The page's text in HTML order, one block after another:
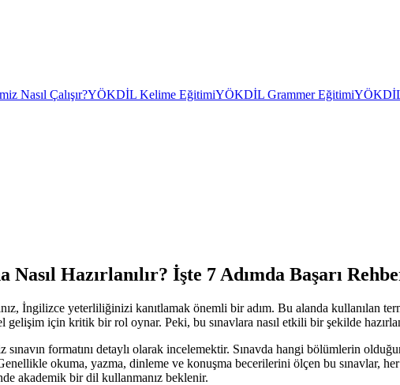
Nasıl Çalışır?YÖKDİL Kelime EğitimiYÖKDİL Grammer EğitimiYÖKDİL
Hazırlanılır? İşte 7 Adımda Başarı
İngilizce yeterliliğinizi kanıtlamak önemli bir adım. Bu alanda kullanılan
gelişim için kritik bir rol oynar. Peki, bu sınavlara nasıl etkili bir şekilde
formatını detaylı olarak incelemektir. Sınavda hangi bölümlerin
okuma, yazma, dinleme ve konuşma becerilerini ölçen bu sınavlar,
akademik bir dil kullanmanız beklenir.